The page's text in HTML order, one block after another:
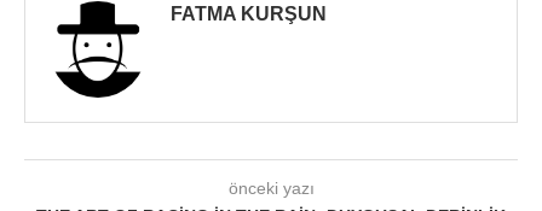
FATMA KURŞUN
önceki yazı